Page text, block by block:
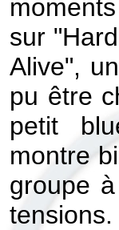
sur
Alive",
pu être
petit
montre
groupe
tensions.